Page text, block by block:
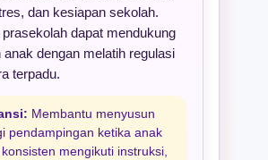
dan kesiapan sekolah.
prasekolah dapat mendukung
anak dengan melatih regulasi
terpadu.
Membantu menyusun
pendampingan ketika anak
konsisten mengikuti instruksi,